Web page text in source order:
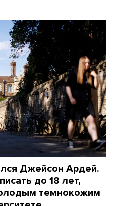
Джейсон Ардей.
до 18 лет,
темнокожим